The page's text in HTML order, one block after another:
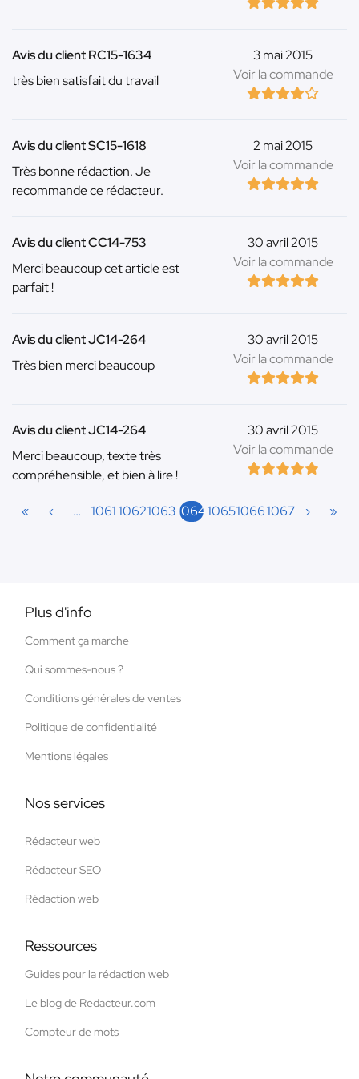
3 mai 2015
Voir la commande
Avis du client RC15-1634
très bien satisfait du travail
2 mai 2015
Voir la commande
Avis du client SC15-1618
Très bonne rédaction. Je
recommande ce rédacteur.
30 avril 2015
Voir la commande
Avis du client CC14-753
Merci beaucoup cet article est
parfait !
30 avril 2015
Voir la commande
Avis du client JC14-264
Très bien merci beaucoup
30 avril 2015
Voir la commande
Avis du client JC14-264
Merci beaucoup, texte très
compréhensible, et bien à lire !
« ‹ … 106110621063 1064 106510661067 › »
Plus d'info
Comment ça marche
Qui sommes-nous ?
Conditions générales de ventes
Politique de confidentialité
Mentions légales
Nos services
Rédacteur web
Rédacteur SEO
Rédaction web
Ressources
Guides pour la rédaction web
Le blog de Redacteur.com
Compteur de mots